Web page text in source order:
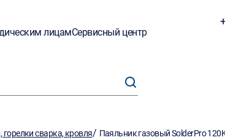
лицамСервисный центр
горелки сварка, кровля/ Паяльник газовый SolderPro